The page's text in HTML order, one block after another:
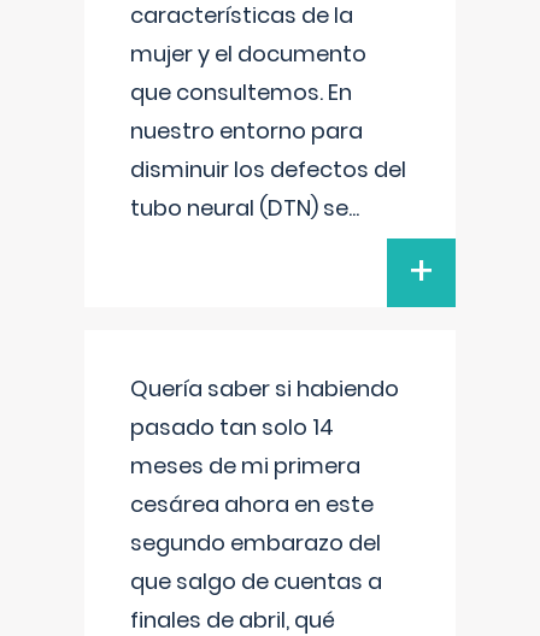
características de la
mujer y el documento
que consultemos. En
nuestro entorno para
disminuir los defectos del
tubo neural (DTN) se...
+
Quería saber si habiendo
pasado tan solo 14
meses de mi primera
cesárea ahora en este
segundo embarazo del
que salgo de cuentas a
finales de abril, qué